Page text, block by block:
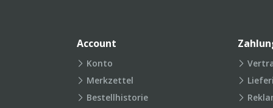
Account
Konto
Merkzettel
Bestellhistorie